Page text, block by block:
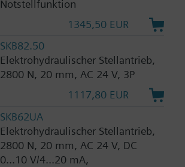
Notstellfunktion
1345,50 EUR
SKB82.50
Elektrohydraulischer Stellantrieb,
2800 N, 20 mm, AC 24 V, 3P
1117,80 EUR
SKB62UA
Elektrohydraulischer Stellantrieb,
2800 N, 20 mm, AC 24 V, DC
0...10 V/4...20 mA,